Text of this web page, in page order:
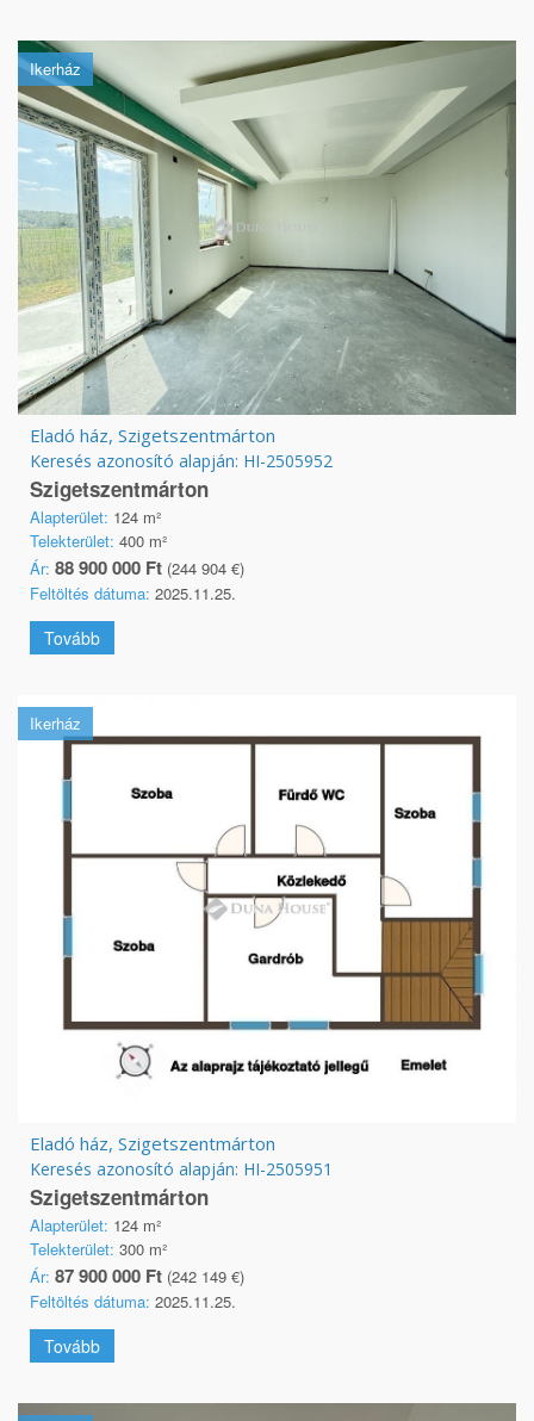
Ikerház
Eladó ház, Szigetszentmárton
Keresés azonosító alapján: HI-2505952
Szigetszentmárton
Alapterület: 124 m²
Telekterület: 400 m²
Ár: 88 900 000 Ft (244 904 €)
Feltöltés dátuma: 2025.11.25.
Tovább
Ikerház
Eladó ház, Szigetszentmárton
Keresés azonosító alapján: HI-2505951
Szigetszentmárton
Alapterület: 124 m²
Telekterület: 300 m²
Ár: 87 900 000 Ft (242 149 €)
Feltöltés dátuma: 2025.11.25.
Tovább